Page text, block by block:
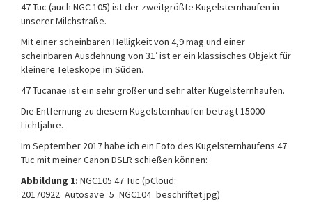
47 Tuc (auch NGC 105) ist der zweitgrößte Kugelsternhaufen in
unserer Milchstraße.
Mit einer scheinbaren Helligkeit von 4,9 mag und einer
scheinbaren Ausdehnung von 31′ ist er ein klassisches Objekt für
kleinere Teleskope im Süden.
47 Tucanae ist ein sehr großer und sehr alter Kugelsternhaufen.
Die Entfernung zu diesem Kugelsternhaufen beträgt 15000
Lichtjahre.
Im September 2017 habe ich ein Foto des Kugelsternhaufens 47
Tuc mit meiner Canon DSLR schießen können:
Abbildung 1: NGC105 47 Tuc (pCloud:
20170922_Autosave_5_NGC104_beschriftet.jpg)